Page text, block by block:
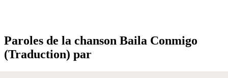
Paroles de la chanson Baila Conmigo
(Traduction) par